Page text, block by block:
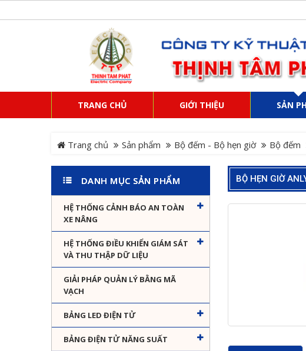
TRANG CHỦ GIỚI THIỆU SẢN
Trang chủ Sản phẩm Bộ đếm - Bộ hẹn giờ Bộ đếm
DANH MỤC SẢN PHẨM
HỆ THỐNG CẢNH BÁO AN TOÀN
XE NÂNG
HỆ THỐNG ĐIỀU KHIỂN GIÁM SÁT
VÀ THU THẬP DỮ LIỆU
GIẢI PHÁP QUẢN LÝ BẰNG MÃ
VẠCH
BẢNG LED ĐIỆN TỬ
BẢNG ĐIỆN TỬ NĂNG SUẤT
BỘ HẸN GIỜ